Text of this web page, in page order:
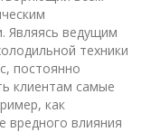
Являясь ведущим
техники
постоянно
клиентам самые
как
вредного влияния